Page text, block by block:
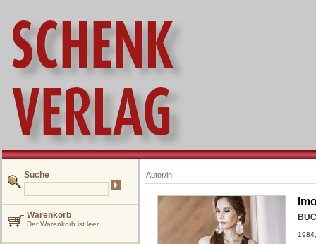
Suche
Warenkorb
Der Warenkorb ist leer
Autor/in